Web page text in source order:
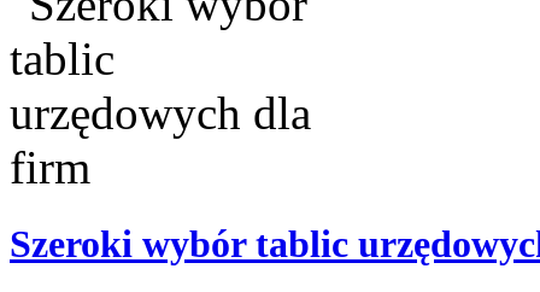
Szeroki wybór tablic